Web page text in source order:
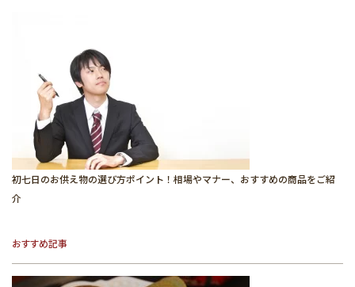
初七日のお供え物の選び方ポイント！相場やマナー、おすすめの商品をご紹
介
おすすめ記事